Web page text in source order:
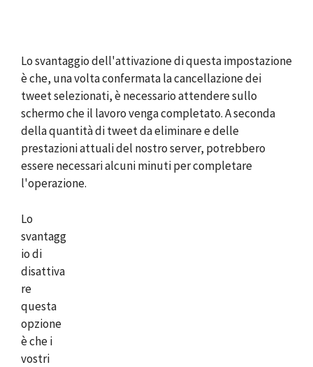
Lo svantaggio dell'attivazione di questa impostazione
è che, una volta confermata la cancellazione dei
tweet selezionati, è necessario attendere sullo
schermo che il lavoro venga completato. A seconda
della quantità di tweet da eliminare e delle
prestazioni attuali del nostro server, potrebbero
essere necessari alcuni minuti per completare
l'operazione.
Lo
svantagg
io di
disattiva
re
questa
opzione
è che i
vostri